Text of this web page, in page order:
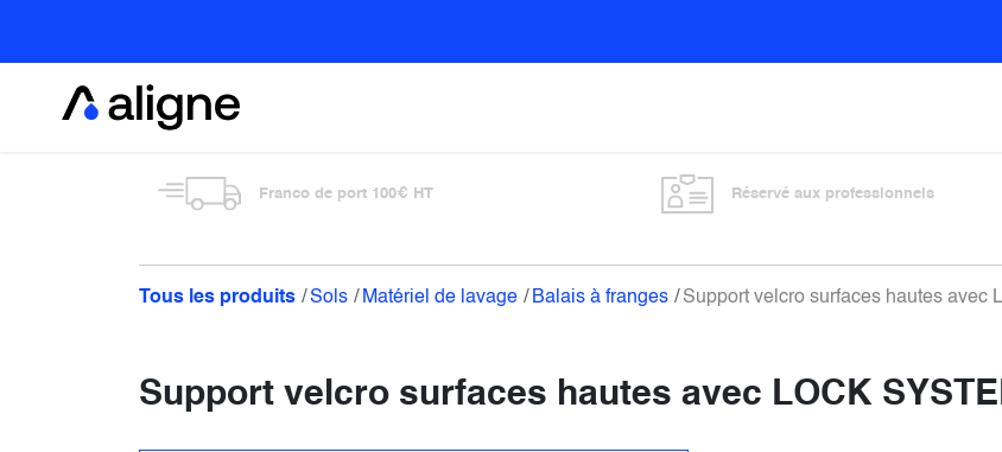
Franco de port 100€ HT Réservé aux professionnels
Tous les produits Sols Matériel de lavage Balais à franges Support velcro surfaces hautes avec
Support velcro surfaces hautes avec LOCK